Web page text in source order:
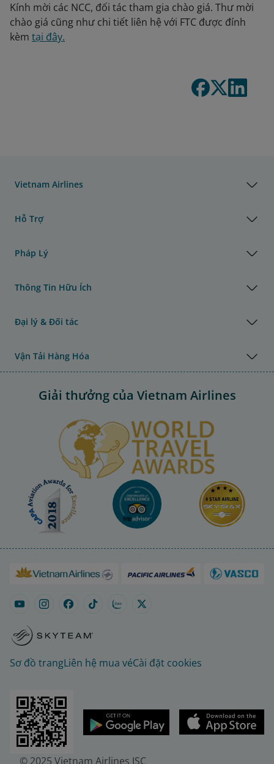
Kính mời các NCC, đối tác tham gia chào giá. Thư mời
chào giá cũng như chi tiết liên hệ với FTC được đính
kèm tại đây.
Vietnam Airlines
Hỗ Trợ
Pháp Lý
Thông Tin Hữu Ích
Đại lý & Đối tác
Vận Tải Hàng Hóa
Giải thưởng của Vietnam Airlines
Sơ đồ trangLiên hệ mua véCài đặt cookies
© 2025 Vietnam Airlines JSC